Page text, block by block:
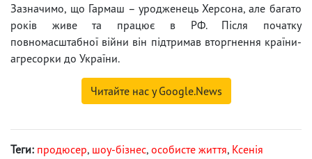
Зазначимо, що Гармаш – уродженець Херсона, але багато
років живе та працює в РФ. Після початку
повномасштабної війни він підтримав вторгнення країни-
агресорки до України.
Читайте нас у Google.News
Теги: продюсер, шоу-бізнес, особисте життя, Ксенія